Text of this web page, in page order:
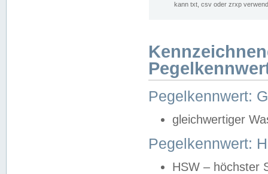
kann txt, csv oder zrxp
Pegelkennwert:
gleichwertiger
Pegelkennwert:
HSW – höchster